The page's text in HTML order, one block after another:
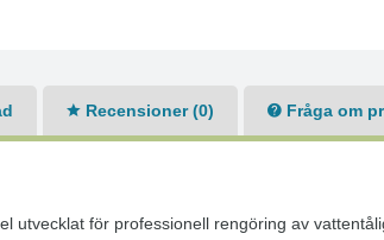
Recensioner (0) Fråga om
utvecklat för professionell rengöring av